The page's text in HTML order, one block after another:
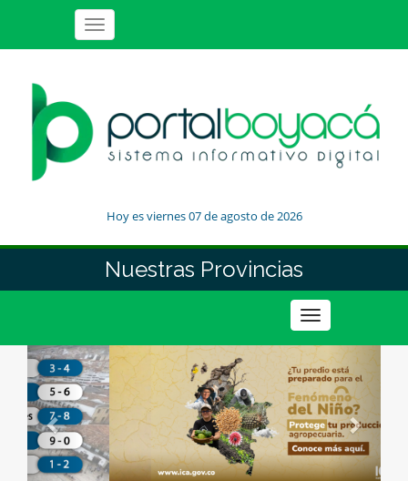
Toggle
navigation
Hoy es viernes 07 de agosto de 2026
Nuestras Provincias
Toggle
Previous Next